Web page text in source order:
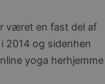
været en fast del af
2014 og sidenhen
yoga herhjemme